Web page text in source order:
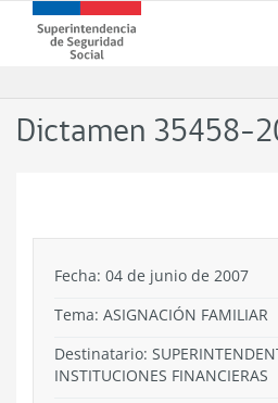
contenido
Superintendencia
de
-
Dictamen 35458-
Fecha: 04 de junio de 2007
Tema: ASIGNACIÓN FAMILIAR
Destinatario:
INSTITUCIONES FINANCIERAS